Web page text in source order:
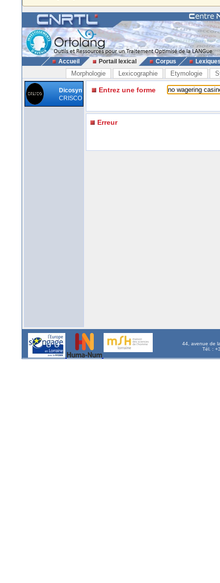
Accueil Portail lexical Corpus
Morphologie Lexicographie Etymologie
Dicosyn
CRISCO
Entrez une forme
Erreur
44, avenue de
Tél. :